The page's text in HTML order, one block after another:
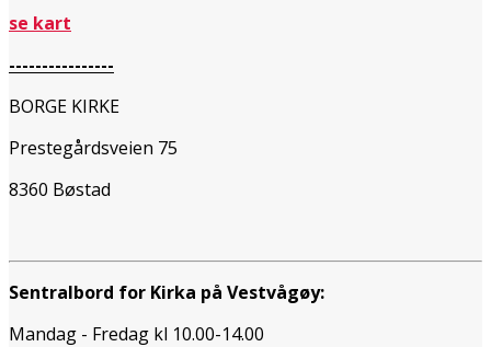
se kart
----------------
BORGE KIRKE
Prestegårdsveien 75
8360 Bøstad
Sentralbord for Kirka på Vestvågøy:
Mandag - Fredag kl 10.00-14.00